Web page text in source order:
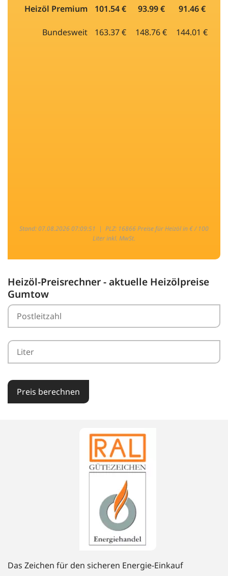
Heizöl Premium 101.54 € 93.99 € 91.46 €
Bundesweit 163.37 € 148.76 € 144.01 €
Stand: 07.08.2026 07:09:51 | PLZ: 16866 Preise für Heizöl in € / 100
Liter inkl. MwSt.
Heizöl-Preisrechner - aktuelle Heizölpreise
Gumtow
Preis berechnen
Das Zeichen für den sicheren Energie-Einkauf